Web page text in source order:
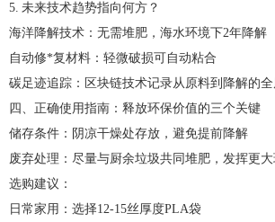
5. 未来技术趋势指向何方？
海洋降解技术：无需堆肥，海水环境下2年降解
自动修*复材料：轻微破损可自动粘合
碳足迹追踪：区块链技术记录从原料到降解的
四、正确使用指南：释放环保价值的三个关键
储存条件：阴凉干燥处存放，避免提前降解
废弃处理：尽量与厨余垃圾共同堆肥，发挥更
选购建议：
日常家用：选择12-15丝厚度PLA袋